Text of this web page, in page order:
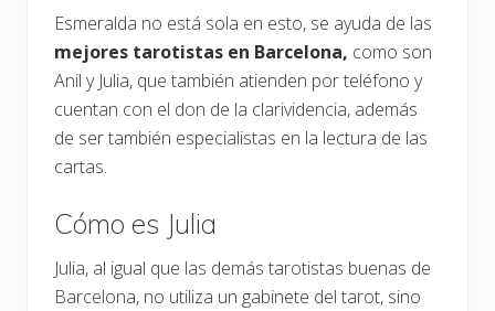
Esmeralda no está sola en esto, se ayuda de las
mejores tarotistas en Barcelona, como son
Anil y Julia, que también atienden por teléfono y
cuentan con el don de la clarividencia, además
de ser también especialistas en la lectura de las
cartas.
Cómo es Julia
Julia, al igual que las demás tarotistas buenas de
Barcelona, no utiliza un gabinete del tarot, sino